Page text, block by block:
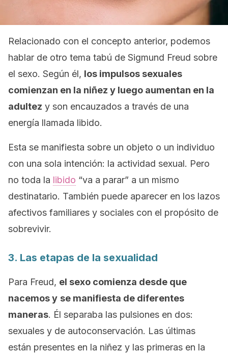
Relacionado con el concepto anterior, podemos
hablar de otro tema tabú de Sigmund Freud sobre
el sexo. Según él, los impulsos sexuales
comienzan en la niñez y luego aumentan en la
adultez y son encauzados a través de una
energía llamada libido.
Esta se manifiesta sobre un objeto o un individuo
con una sola intención: la actividad sexual. Pero
no toda la libido “va a parar” a un mismo
destinatario. También puede aparecer en los lazos
afectivos familiares y sociales con el propósito de
sobrevivir.
3. Las etapas de la sexualidad
Para Freud, el sexo comienza desde que
nacemos y se manifiesta de diferentes
maneras. Él separaba las pulsiones en dos:
sexuales y de autoconservación. Las últimas
están presentes en la niñez y las primeras en la